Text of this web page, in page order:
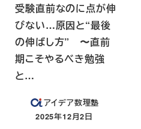
受験直前なのに点が伸
びない…原因と“最後
の伸ばし方” 〜直前
期こそやるべき勉強
と…
アイデア数理塾
投稿日
2025年12月2日